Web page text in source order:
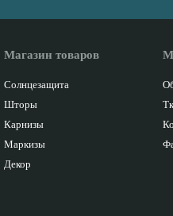
Магазин товаров
Солнцезащита
Шторы
Карнизы
Маркизы
Декор